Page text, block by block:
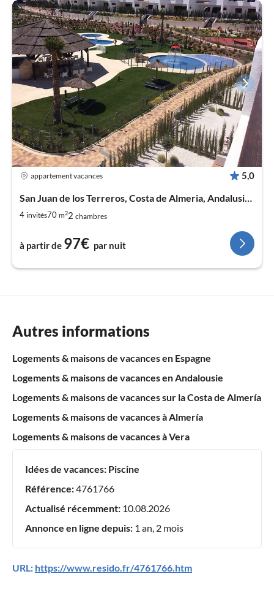
appartement vacances 5,0
San Juan de los Terreros, Costa de Almeria, Andalusien
4 invités70 m22 chambres
à partir de 97€ par nuit
Autres informations
Logements & maisons de vacances en Espagne
Logements & maisons de vacances en Andalousie
Logements & maisons de vacances sur la Costa de Almería
Logements & maisons de vacances à Almería
Logements & maisons de vacances à Vera
Idées de vacances: Piscine
Référence:4761766
Actualisé récemment: 10.08.2026
Annonce en ligne depuis: 1 an, 2 mois
URL: https://www.resido.fr/4761766.htm